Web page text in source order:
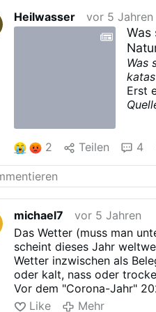
Heilwasser vor 5 Jahren
Was
Was
Erst
auf
um
Für
sie
Natur
der
2 Teilen 4
michael7
vor 5 Jahren
Das Wetter (muss man
scheint dieses Jahr
Wetter inzwischen als
oder kalt, nass oder
Vor dem "Corona-Jahr"
nun folgt ein Frühling, der
Like
Mehr